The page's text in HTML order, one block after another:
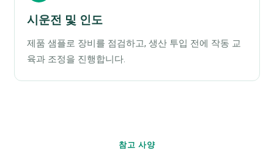
시운전 및 인도
제품 샘플로 장비를 점검하고, 생산 투입 전에 작동 교
육과 조정을 진행합니다.
참고 사양